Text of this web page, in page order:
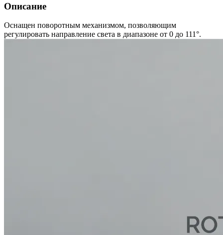
Описание
Оснащен поворотным механизмом, позволяющим
регулировать направление света в диапазоне от 0 до 111°.